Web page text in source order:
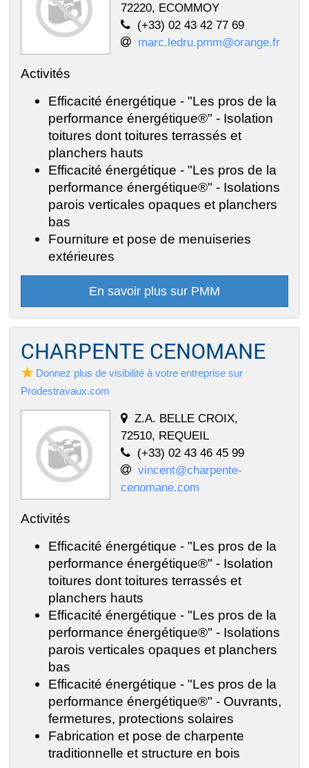
72220, ECOMMOY
(+33) 02 43 42 77 69
marc.ledru.pmm@orange.fr
Activités
Efficacité énergétique - "Les pros de la
performance énergétique®" - Isolation
toitures dont toitures terrassés et
planchers hauts
Efficacité énergétique - "Les pros de la
performance énergétique®" - Isolations
parois verticales opaques et planchers
bas
Fourniture et pose de menuiseries
extérieures
En savoir plus sur PMM
CHARPENTE CENOMANE
Donnez plus de visibilité à votre entreprise sur
Prodestravaux.com
Z.A. BELLE CROIX,
72510, REQUEIL
(+33) 02 43 46 45 99
vincent@charpente-
cenomane.com
Activités
Efficacité énergétique - "Les pros de la
performance énergétique®" - Isolation
toitures dont toitures terrassés et
planchers hauts
Efficacité énergétique - "Les pros de la
performance énergétique®" - Isolations
parois verticales opaques et planchers
bas
Efficacité énergétique - "Les pros de la
performance énergétique®" - Ouvrants,
fermetures, protections solaires
Fabrication et pose de charpente
traditionnelle et structure en bois